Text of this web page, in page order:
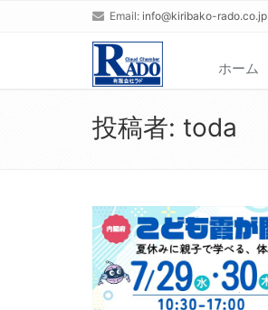
Email: info@kiribako-rado.co.jp
ホーム
投稿者: toda